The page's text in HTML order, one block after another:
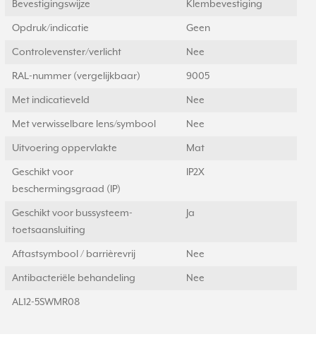
Bevestigingswijze Klembevestiging
Opdruk/indicatie Geen
Controlevenster/verlicht Nee
RAL-nummer (vergelijkbaar) 9005
Met indicatieveld Nee
Met verwisselbare lens/symbool Nee
Uitvoering oppervlakte Mat
Geschikt voor
beschermingsgraad (IP)
IP2X
Geschikt voor bussysteem-
toetsaansluiting
Ja
Aftastsymbool / barrièrevrij Nee
Antibacteriële behandeling Nee
AL12-5SWMR08